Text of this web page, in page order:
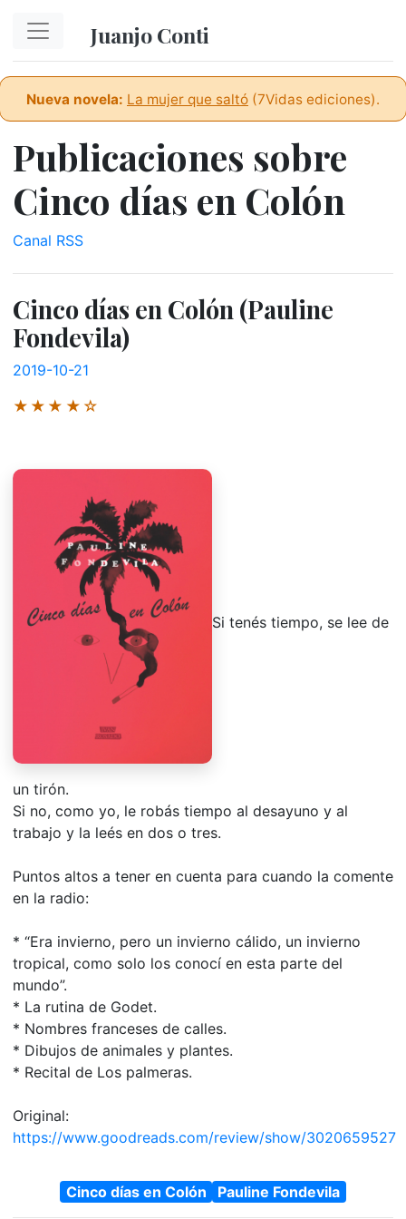
Juanjo Conti
Nueva novela: La mujer que saltó (7Vidas ediciones).
Publicaciones sobre
Cinco días en Colón
Canal RSS
Cinco días en Colón (Pauline
Fondevila)
2019-10-21
★★★★☆
Si tenés tiempo, se lee de
un tirón.
Si no, como yo, le robás tiempo al desayuno y al
trabajo y la leés en dos o tres.
Puntos altos a tener en cuenta para cuando la comente
en la radio:
* “Era invierno, pero un invierno cálido, un invierno
tropical, como solo los conocí en esta parte del
mundo”.
* La rutina de Godet.
* Nombres franceses de calles.
* Dibujos de animales y plantes.
* Recital de Los palmeras.
Original:
https://www.goodreads.com/review/show/3020659527
Cinco días en Colón Pauline Fondevila